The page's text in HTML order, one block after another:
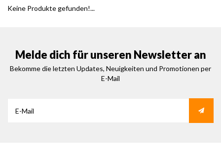
Keine Produkte gefunden!...
Melde dich für unseren Newsletter an
Bekomme die letzten Updates, Neuigkeiten und Promotionen per
E-Mail